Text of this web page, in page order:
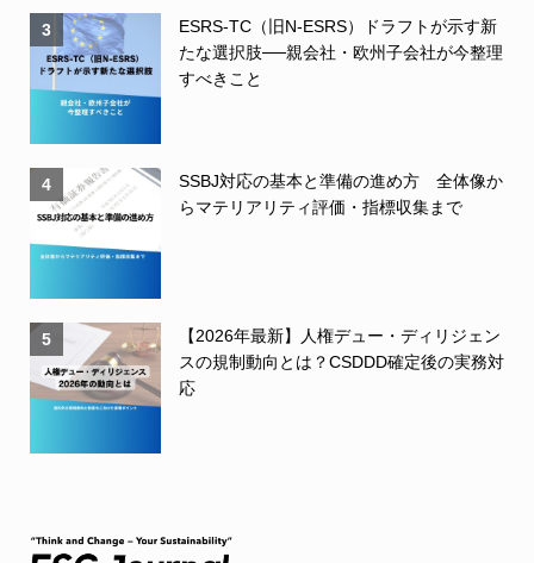
3
ESRS-TC（旧N-ESRS）ドラフトが示す新
たな選択肢──親会社・欧州子会社が今整理
すべきこと
4
SSBJ対応の基本と準備の進め方 全体像か
らマテリアリティ評価・指標収集まで
5
【2026年最新】人権デュー・ディリジェン
スの規制動向とは？CSDDD確定後の実務対
応